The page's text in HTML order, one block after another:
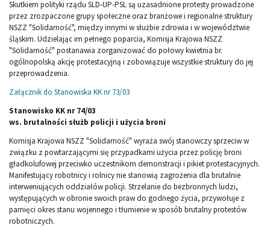
Skutkiem polityki rządu SLD-UP-PSL są uzasadnione protesty prowadzone
przez zrozpaczone grupy społeczne oraz branżowe i regionalne struktury
NSZZ "Solidarność", między innymi w służbie zdrowia i w województwie
śląskim. Udzielając im pełnego poparcia, Komisja Krajowa NSZZ
"Solidarność" postanawia zorganizować do połowy kwietnia br.
ogólnopolską akcję protestacyjną i zobowiązuje wszystkie struktury do jej
przeprowadzenia.
Załącznik do Stanowiska KK nr 73/03
Stanowisko KK nr 74/03
ws. brutalności służb policji i użycia broni
Komisja Krajowa NSZZ "Solidarność" wyraża swój stanowczy sprzeciw w
związku z powtarzającymi się przypadkami użycia przez policję broni
gładkolufowej przeciwko uczestnikom demonstracji i pikiet protestacyjnych.
Manifestujący robotnicy i rolnicy nie stanowią zagrożenia dla brutalnie
interweniujących oddziałów policji. Strzelanie do bezbronnych ludzi,
występujących w obronie swoich praw do godnego życia, przywołuje z
pamięci okres stanu wojennego i tłumienie w sposób brutalny protestów
robotniczych.